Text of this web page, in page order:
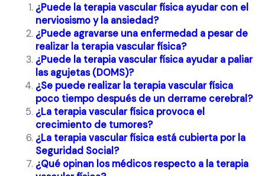
¿Puede la terapia vascular física ayudar con el
nerviosismo y la ansiedad?
¿Puede agravarse una enfermedad a pesar de
realizar la terapia vascular física?
¿Puede la terapia vascular física ayudar a paliar
las agujetas (DOMS)?
¿Se puede realizar la terapia vascular física
poco tiempo después de un derrame cerebral?
¿La terapia vascular física provoca el
crecimiento de tumores?
¿La terapia vascular física está cubierta por la
Seguridad Social?
¿Qué opinan los médicos respecto a la terapia